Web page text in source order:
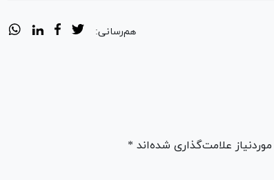
هم‌رسانی:
علامت‌گذاری شده‌اند *